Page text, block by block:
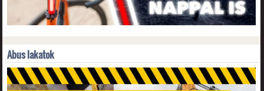
Abus lakatok